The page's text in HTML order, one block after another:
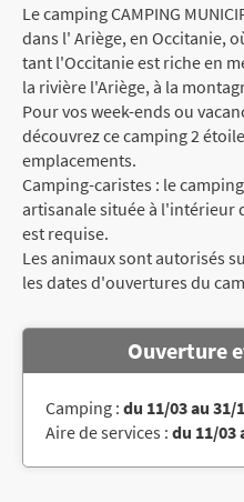
Le camping CAMPING
dans l' Ariège, en Occitanie,
tant l'Occitanie est riche en
la rivière l'Ariège, à la
Pour vos week-ends ou
découvrez ce camping 2
emplacements.
Camping-caristes : le
artisanale située à l'intérieur
est requise.
Les animaux sont autorisés
les dates d'ouvertures du
Ouverture
Camping : du 11/03 au 31/
Aire de services : du 11/03